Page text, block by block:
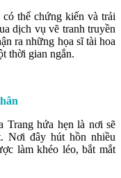
thể chứng kiến và trải
dịch vụ vẽ tranh truyền
ra những họa sĩ tài hoa
thời gian ngắn.
Trang hứa hẹn là nơi sẽ
Nơi đây hút hồn nhiều
làm khéo léo, bắt mắt